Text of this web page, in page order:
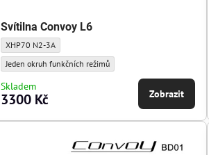
Svítilna Convoy L6
Svítilna Convoy L6 - Typ diody:
XHP70 N2-3A
Svítilna Convoy L6 - Typ řídicí jednotky:
Jeden okruh funkčních režimů
Skladem
3300 Kč Zobrazit